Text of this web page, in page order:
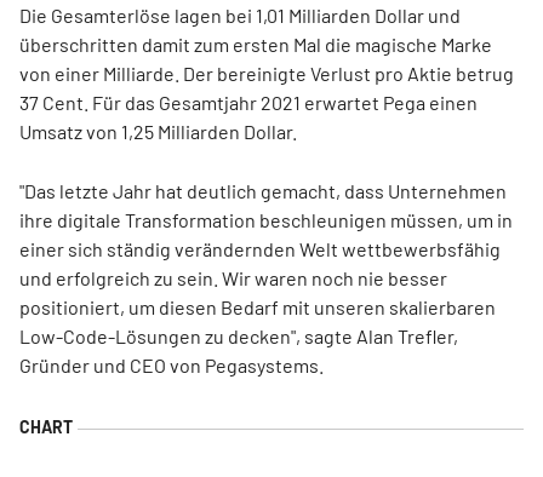
Die Gesamterlöse lagen bei 1,01 Milliarden Dollar und
überschritten damit zum ersten Mal die magische Marke
von einer Milliarde. Der bereinigte Verlust pro Aktie betrug
37 Cent. Für das Gesamtjahr 2021 erwartet Pega einen
Umsatz von 1,25 Milliarden Dollar.
"Das letzte Jahr hat deutlich gemacht, dass Unternehmen
ihre digitale Transformation beschleunigen müssen, um in
einer sich ständig verändernden Welt wettbewerbsfähig
und erfolgreich zu sein. Wir waren noch nie besser
positioniert, um diesen Bedarf mit unseren skalierbaren
Low-Code-Lösungen zu decken", sagte Alan Trefler,
Gründer und CEO von Pegasystems.